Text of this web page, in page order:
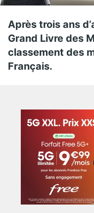
Après trois ans
Grand Livre des
classement des
Français.